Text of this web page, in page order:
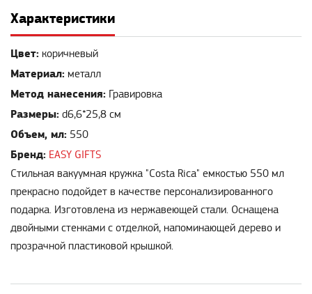
Характеристики
Цвет: коричневый
Материал: металл
Метод нанесения: Гравировка
Размеры: d6,6*25,8 см
Объем, мл: 550
Бренд: EASY GIFTS
Стильная вакуумная кружка "Costa Rica" емкостью 550 мл
прекрасно подойдет в качестве персонализированного
подарка. Изготовлена из нержавеющей стали. Оснащена
двойными стенками с отделкой, напоминающей дерево и
прозрачной пластиковой крышкой.